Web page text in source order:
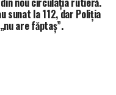
sunat la 112, dar Poliția
are făptaș”.